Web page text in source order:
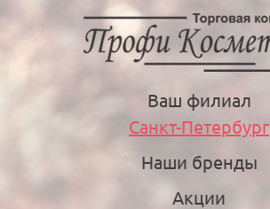
Ваш филиал
Санкт-Петербург
Наши бренды
Акции